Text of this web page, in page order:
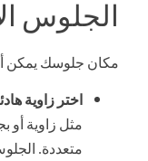
الجلوس
مكان جلوسك يمكن
اختر زاوية
مثل زاوية أو
متعددة.